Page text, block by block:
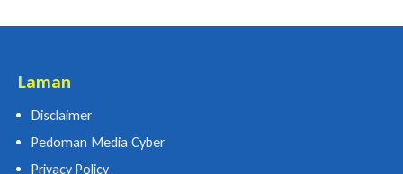
Laman
Disclaimer
Pedoman Media Cyber
Privacy Policy